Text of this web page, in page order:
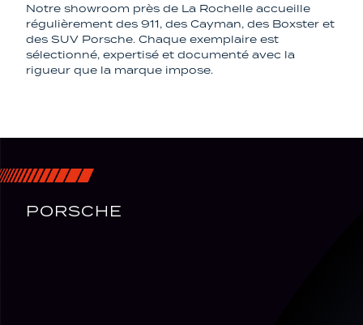
Notre showroom près de La Rochelle accueille
régulièrement des 911, des Cayman, des Boxster et
des SUV Porsche. Chaque exemplaire est
sélectionné, expertisé et documenté avec la
rigueur que la marque impose.
PORSCHE